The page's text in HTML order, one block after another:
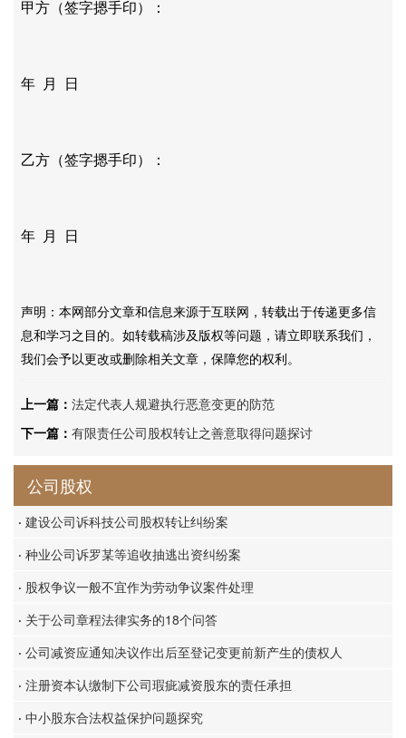
甲方（签字摁手印）：
年 月 日
乙方（签字摁手印）：
年 月 日
声明：本网部分文章和信息来源于互联网，转载出于传递更多信
息和学习之目的。如转载稿涉及版权等问题，请立即联系我们，
我们会予以更改或删除相关文章，保障您的权利。
上一篇：法定代表人规避执行恶意变更的防范
下一篇：有限责任公司股权转让之善意取得问题探讨
公司股权
· 建设公司诉科技公司股权转让纠纷案
· 种业公司诉罗某等追收抽逃出资纠纷案
· 股权争议一般不宜作为劳动争议案件处理
· 关于公司章程法律实务的18个问答
· 公司减资应通知决议作出后至登记变更前新产生的债权人
· 注册资本认缴制下公司瑕疵减资股东的责任承担
· 中小股东合法权益保护问题探究